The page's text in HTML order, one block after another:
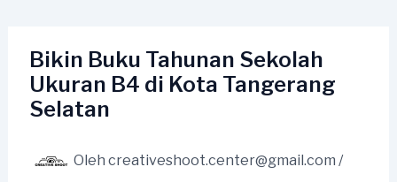
kontenBikin Buku Tahunan Sekolah
Ukuran B4 di Kota Tangerang
Selatan
Oleh creativeshoot.center@gmail.com /